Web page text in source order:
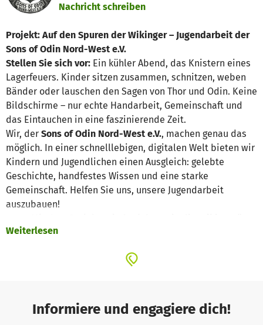
Nachricht schreiben
Projekt: Auf den Spuren der Wikinger – Jugendarbeit der
Sons of Odin Nord-West e.V.
Stellen Sie sich vor: Ein kühler Abend, das Knistern eines
Lagerfeuers. Kinder sitzen zusammen, schnitzen, weben
Bänder oder lauschen den Sagen von Thor und Odin. Keine
Bildschirme – nur echte Handarbeit, Gemeinschaft und
das Eintauchen in eine faszinierende Zeit.
Wir, der Sons of Odin Nord-West e.V., machen genau das
möglich. In einer schnelllebigen, digitalen Welt bieten wir
Kindern und Jugendlichen einen Ausgleich: gelebte
Geschichte, handfestes Wissen und eine starke
Gemeinschaft. Helfen Sie uns, unsere Jugendarbeit
auszubauen!
bauen wir unsere Jugendarbeit massiv aus. Wir bringen
Handwerk (Lederverarbeitung, Schnitzen, Schmieden,
Das Projekt findet in der Region Nord-West statt. Wir
veranstalten Camps und Workshops auf unserem
Weiterlesen
Informiere und engagiere dich!